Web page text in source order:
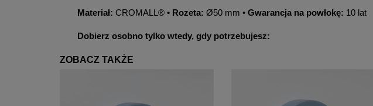
Materiał: CROMALL® • Rozeta: Ø50 mm • Gwarancja na powłokę: 10 lat
Dobierz osobno tylko wtedy, gdy potrzebujesz:
ZOBACZ TAKŻE